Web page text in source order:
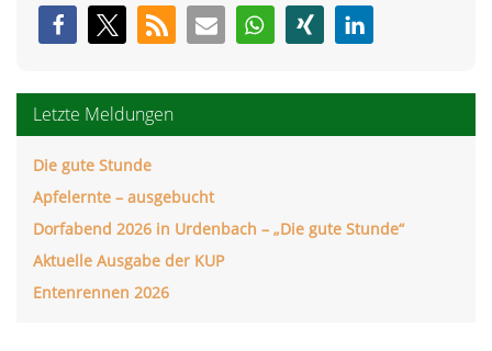
Letzte Meldungen
Die gute Stunde
Apfelernte – ausgebucht
Dorfabend 2026 in Urdenbach – „Die gute Stunde“
Aktuelle Ausgabe der KUP
Entenrennen 2026